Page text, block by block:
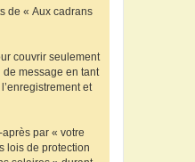
de « Aux cadrans
couvrir seulement
de message en tant
et
par « votre
lois de protection